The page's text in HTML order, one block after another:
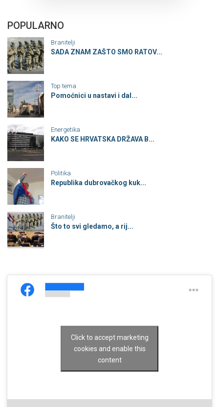
POPULARNO
Branitelji
SADA ZNAM ZAŠTO SMO RATOV...
Top tema
Pomoćnici u nastavi i dal...
Energetika
KAKO SE HRVATSKA DRŽAVA B...
Politika
Republika dubrovačkog kuk...
Branitelji
Što to svi gledamo, a rij...
Click to accept marketing
cookies and enable this
content